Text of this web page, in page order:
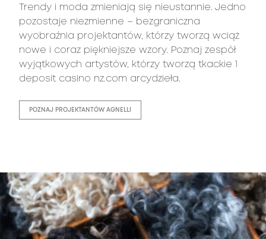
Trendy i moda zmieniają się nieustannie. Jedno
pozostaje niezmienne – bezgraniczna
wyobraźnia projektantów, którzy tworzą wciąż
nowe i coraz piękniejsze wzory. Poznaj zespół
wyjątkowych artystów, którzy tworzą tkackie
deposit casino nz.com arcydzieła.
POZNAJ PROJEKTANTÓW AGNELLI